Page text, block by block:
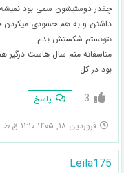
چقدر دوستیشون سمی بود نمیشه
داشتن و به هم حسودی میکردن
نتونستم شکستش بدم
متاسفانه منم سال هاست درگیر
بود در کل
3 پاسخ
فروردین ۱۸, ۱۴۰۵ ۱۱:۱۰ ق.ظ
Leila175